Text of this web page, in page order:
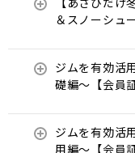
＆スノーシュ
ジムを有効活
礎編〜【会員
ジムを有効活
用編〜【会員